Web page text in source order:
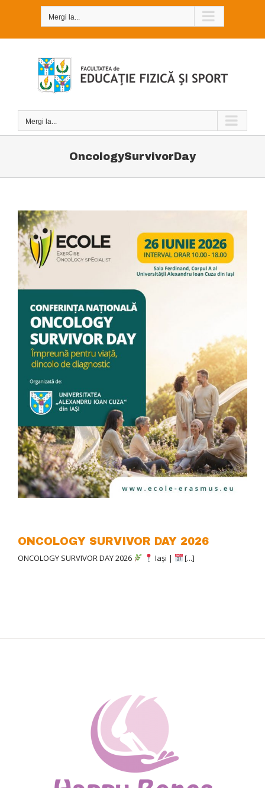
Mergi la...
Mergi la...
OncologySurvivorDay
ONCOLOGY SURVIVOR DAY 2026
ONCOLOGY SURVIVOR DAY 2026 Iași | [...]